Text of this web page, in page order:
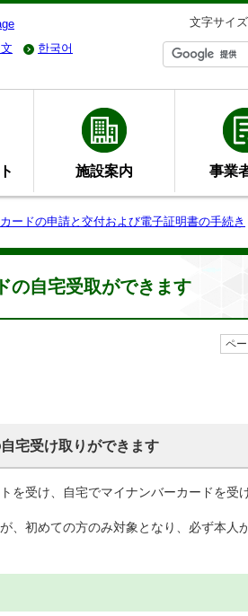
文字サイズ
한국어
施設案内 事業
ードの申請と交付および電子証明書の手続き
の自宅受取ができます
ペ
宅受け取りができます
を受け、自宅でマイナンバーカードを受
、初めての方のみ対象となり、必ず本人